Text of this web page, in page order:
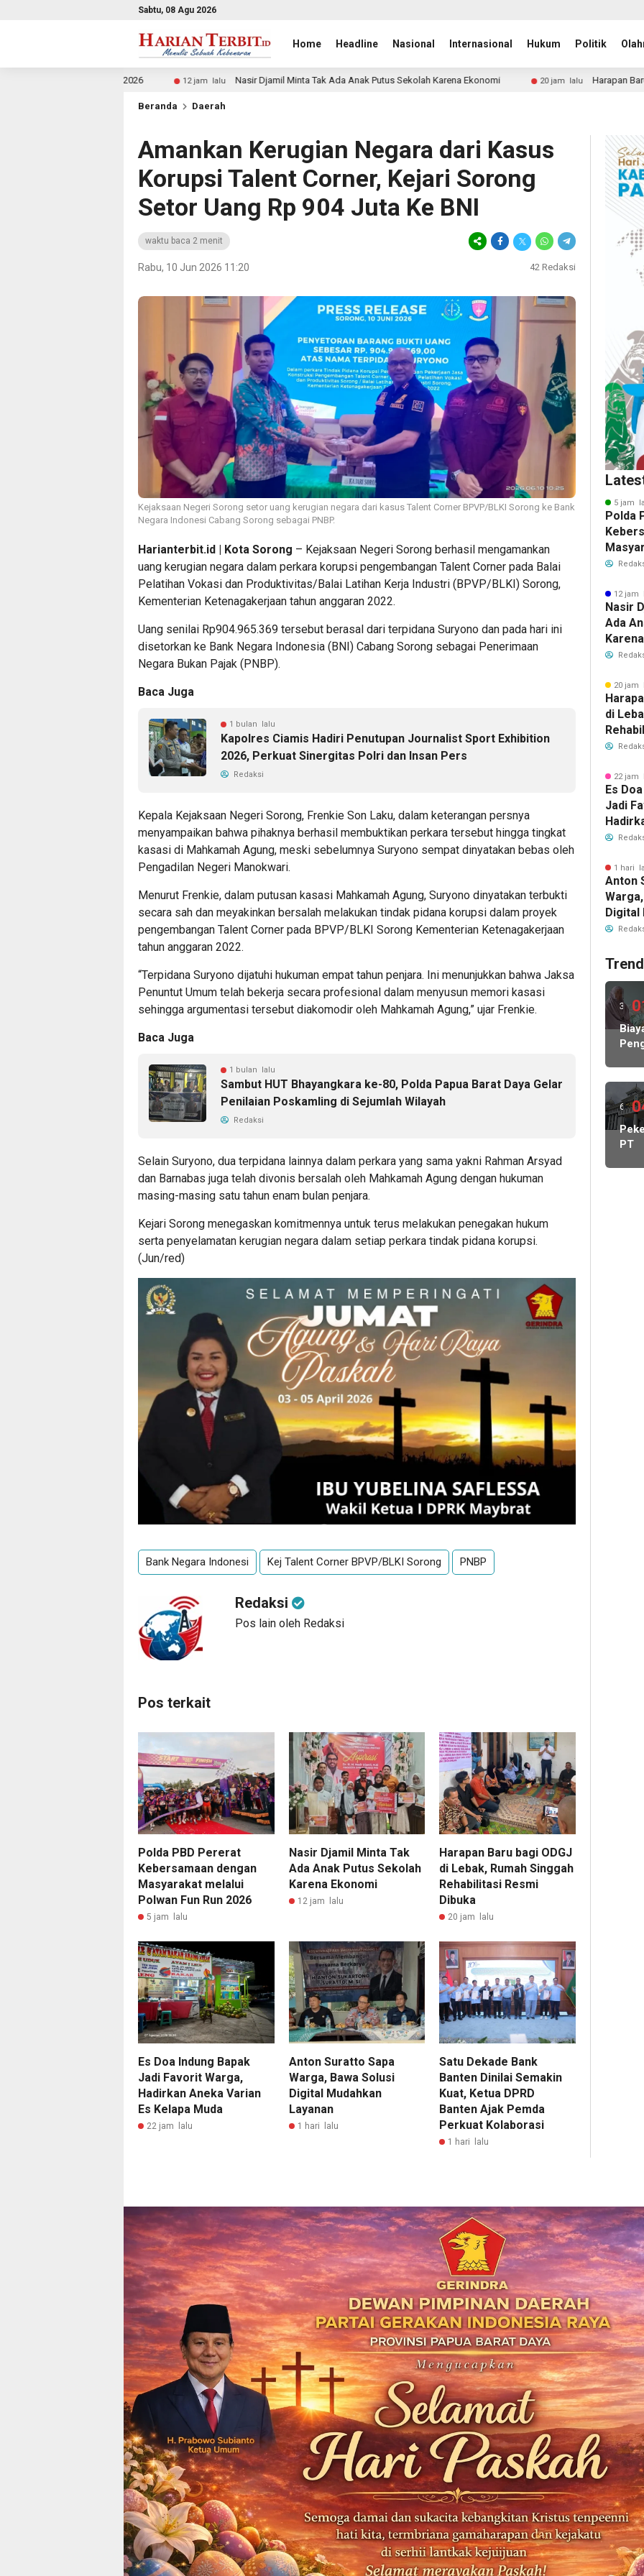
Sabtu, 08 Agu 2026
Home Headline Nasional Internasional Hukum Politik
Nasir Djamil Minta Tak Ada Anak Putus Sekolah Karena Ekonomi 20 jam lalu Harapan Baru bagi ODGJ di Lebak,
Beranda Daerah
Amankan Kerugian Negara dari Kasus
Korupsi Talent Corner, Kejari Sorong
Setor Uang Rp 904 Juta Ke BNI
waktu baca 2 menit
Rabu, 10 Jun 2026 11:20 42 Redaksi
Kejaksaan Negeri Sorong setor uang kerugian negara dari kasus Talent Corner BPVP/BLKI Sorong ke Bank
Negara Indonesi Cabang Sorong sebagai PNBP.
Harianterbit.id | Kota Sorong – Kejaksaan Negeri Sorong berhasil mengamankan
uang kerugian negara dalam perkara korupsi pengembangan Talent Corner pada Balai
Pelatihan Vokasi dan Produktivitas/Balai Latihan Kerja Industri (BPVP/BLKI) Sorong,
Kementerian Ketenagakerjaan tahun anggaran 2022.
Uang senilai Rp904.965.369 tersebut berasal dari terpidana Suryono dan pada hari ini
disetorkan ke Bank Negara Indonesia (BNI) Cabang Sorong sebagai Penerimaan
Negara Bukan Pajak (PNBP).
Baca Juga
1 bulan lalu
Kapolres Ciamis Hadiri Penutupan Journalist Sport Exhibition
2026, Perkuat Sinergitas Polri dan Insan Pers
Redaksi
Kepala Kejaksaan Negeri Sorong, Frenkie Son Laku, dalam keterangan persnya
menyampaikan bahwa pihaknya berhasil membuktikan perkara tersebut hingga tingkat
kasasi di Mahkamah Agung, meski sebelumnya Suryono sempat dinyatakan bebas oleh
Pengadilan Negeri Manokwari.
Menurut Frenkie, dalam putusan kasasi Mahkamah Agung, Suryono dinyatakan terbukti
secara sah dan meyakinkan bersalah melakukan tindak pidana korupsi dalam proyek
pengembangan Talent Corner pada BPVP/BLKI Sorong Kementerian Ketenagakerjaan
tahun anggaran 2022.
“Terpidana Suryono dijatuhi hukuman empat tahun penjara. Ini menunjukkan bahwa Jaksa
Penuntut Umum telah bekerja secara profesional dalam menyusun memori kasasi
sehingga argumentasi tersebut diakomodir oleh Mahkamah Agung,” ujar Frenkie.
Baca Juga
1 bulan lalu
Sambut HUT Bhayangkara ke-80, Polda Papua Barat Daya Gelar
Penilaian Poskamling di Sejumlah Wilayah
Redaksi
Selain Suryono, dua terpidana lainnya dalam perkara yang sama yakni Rahman Arsyad
dan Barnabas juga telah divonis bersalah oleh Mahkamah Agung dengan hukuman
masing-masing satu tahun enam bulan penjara.
Kejari Sorong menegaskan komitmennya untuk terus melakukan penegakan hukum
serta penyelamatan kerugian negara dalam setiap perkara tindak pidana korupsi.
(Jun/red)
Bank Negara Indonesi Kej Talent Corner BPVP/BLKI Sorong PNBP
Redaksi
Pos lain oleh Redaksi
Pos terkait
Polda PBD Pererat
Kebersamaan dengan
Masyarakat melalui
Polwan Fun Run 2026
5 jam lalu
Nasir Djamil Minta Tak
Ada Anak Putus Sekolah
Karena Ekonomi
12 jam lalu
Harapan Baru bagi ODGJ
di Lebak, Rumah Singgah
Rehabilitasi Resmi
Dibuka
20 jam lalu
Es Doa Indung Bapak
Jadi Favorit Warga,
Hadirkan Aneka Varian
Es Kelapa Muda
22 jam lalu
Anton Suratto Sapa
Warga, Bawa Solusi
Digital Mudahkan
Layanan
1 hari lalu
Satu Dekade Bank
Banten Dinilai Semakin
Kuat, Ketua DPRD
Banten Ajak Pemda
Perkuat Kolaborasi
1 hari lalu
5 jam
Polda
Polwan
12 jam
Nasir
Ada
20 jam
di
Dibuka
22 jam
Es
Jadi
Es
1 hari
Anton
Digital
3
hari
lalu
KP
6
hari
lalu
PT